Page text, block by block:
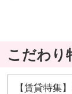
こだわり
【賃貸特集